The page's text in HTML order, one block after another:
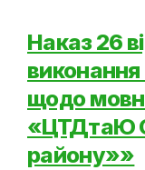
Наказ 26
щодо
«ЦТДтаЮ
району»»